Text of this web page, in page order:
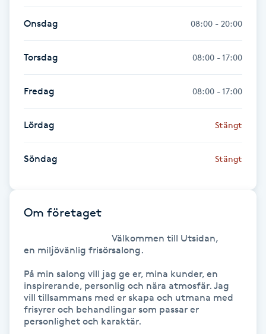
Färgning
Föning
Gel naglar
Gelenaglar
Gellack med förstärkning
Gravidyoga
Gruppträning
Onsdag 08:00 - 20:00
Torsdag 08:00 - 17:00
Fredag 08:00 - 17:00
Lördag Stängt
Söndag Stängt
Om företaget
en miljövänlig frisörsalong.
På min salong vill jag ge er, mina kunder, en
inspirerande, personlig och nära atmosfär. Jag
vill tillsammans med er skapa och utmana med
frisyrer och behandlingar som passar er
personlighet och karaktär.